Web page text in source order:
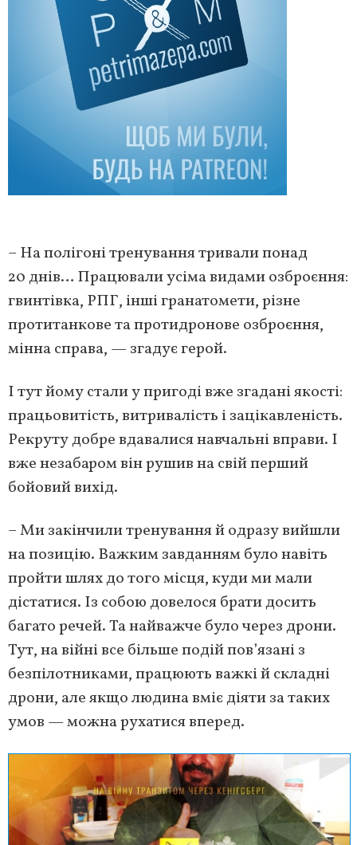
– На полігоні тренування тривали понад
20 днів… Працювали усіма видами озброєння:
гвинтівка, РПГ, інші гранатомети, різне
протитанкове та протидронове озброєння,
мінна справа, — згадує герой.
І тут йому стали у пригоді вже згадані якості:
працьовитість, витривалість і зацікавленість.
Рекруту добре вдавалися навчальні вправи. І
вже незабаром він рушив на свій перший
бойовий вихід.
– Ми закінчили тренування й одразу вийшли
на позицію. Важким завданням було навіть
пройти шлях до того місця, куди ми мали
дістатися. Із собою довелося брати досить
багато речей. Та найважче було через дрони.
Тут, на війні все більше подій пов’язані з
безпілотниками, працюють важкі й складні
дрони, але якщо людина вміє діяти за таких
умов — можна рухатися вперед.